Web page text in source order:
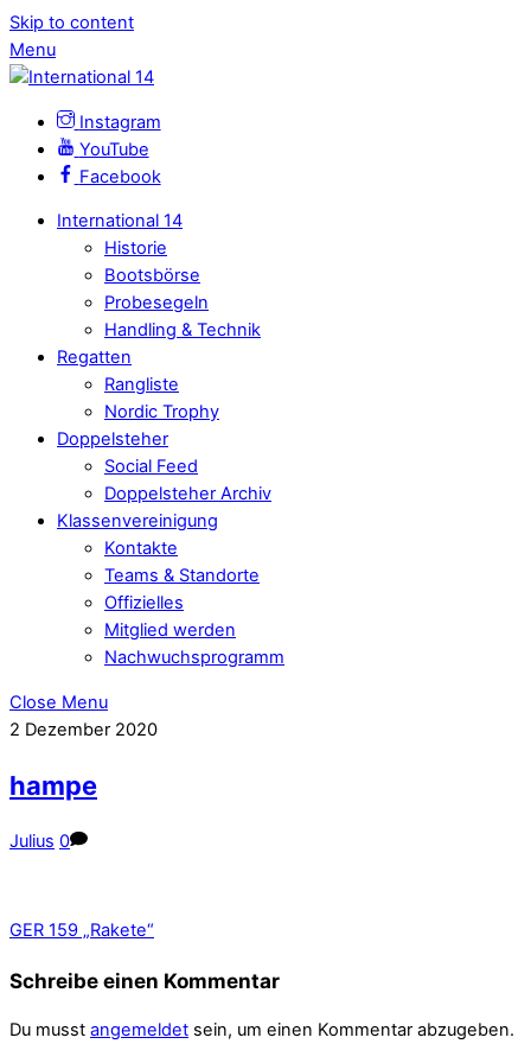
Skip to content
Menu
Instagram
YouTube
Facebook
International 14
Historie
Bootsbörse
Probesegeln
Handling & Technik
Regatten
Rangliste
Nordic Trophy
Doppelsteher
Social Feed
Doppelsteher Archiv
Klassenvereinigung
Kontakte
Teams & Standorte
Offizielles
Mitglied werden
Nachwuchsprogramm
Close Menu
2 Dezember 2020
hampe
Julius 0
GER 159 „Rakete“
Schreibe einen Kommentar
Du musst angemeldet sein, um einen Kommentar abzugeben.